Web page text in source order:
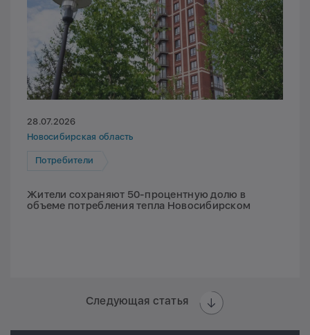
28.07.2026
Новосибирская область
Потребители
Жители сохраняют 50-процентную долю в
объеме потребления тепла Новосибирском
Следующая статья